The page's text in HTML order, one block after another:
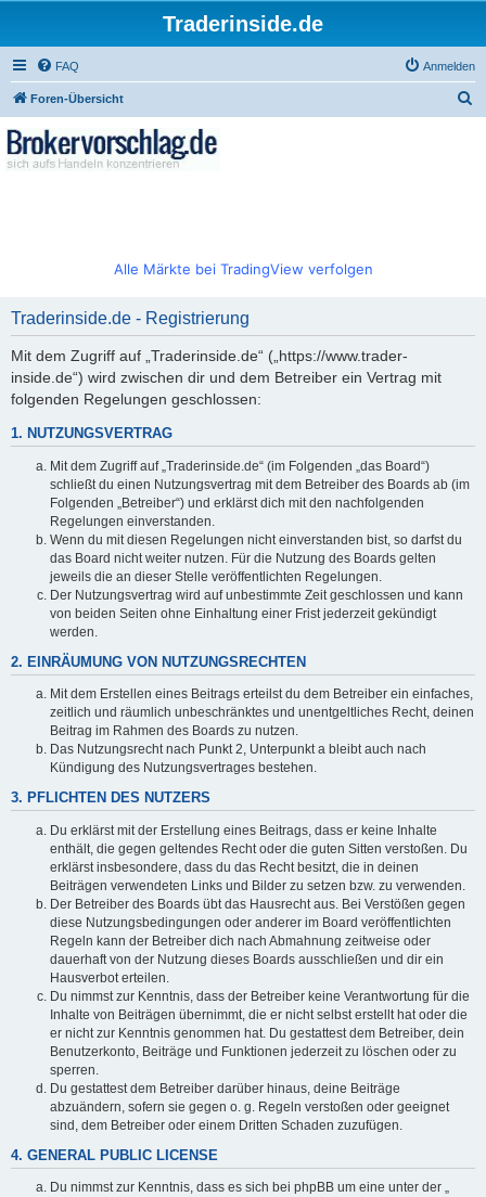
Traderinside.de
FAQ Anmelden
Foren-Übersicht
Alle Märkte bei TradingView verfolgen
Traderinside.de - Registrierung
Mit dem Zugriff auf „Traderinside.de“ („https://www.trader-
inside.de“) wird zwischen dir und dem Betreiber ein Vertrag mit
folgenden Regelungen geschlossen:
1. NUTZUNGSVERTRAG
Mit dem Zugriff auf „Traderinside.de“ (im Folgenden „das Board“)
schließt du einen Nutzungsvertrag mit dem Betreiber des Boards ab (im
Folgenden „Betreiber“) und erklärst dich mit den nachfolgenden
Regelungen einverstanden.
Wenn du mit diesen Regelungen nicht einverstanden bist, so darfst du
das Board nicht weiter nutzen. Für die Nutzung des Boards gelten
jeweils die an dieser Stelle veröffentlichten Regelungen.
Der Nutzungsvertrag wird auf unbestimmte Zeit geschlossen und kann
von beiden Seiten ohne Einhaltung einer Frist jederzeit gekündigt
werden.
2. EINRÄUMUNG VON NUTZUNGSRECHTEN
Mit dem Erstellen eines Beitrags erteilst du dem Betreiber ein einfaches,
zeitlich und räumlich unbeschränktes und unentgeltliches Recht, deinen
Beitrag im Rahmen des Boards zu nutzen.
Das Nutzungsrecht nach Punkt 2, Unterpunkt a bleibt auch nach
Kündigung des Nutzungsvertrages bestehen.
3. PFLICHTEN DES NUTZERS
Du erklärst mit der Erstellung eines Beitrags, dass er keine Inhalte
enthält, die gegen geltendes Recht oder die guten Sitten verstoßen. Du
erklärst insbesondere, dass du das Recht besitzt, die in deinen
Beiträgen verwendeten Links und Bilder zu setzen bzw. zu verwenden.
Der Betreiber des Boards übt das Hausrecht aus. Bei Verstößen gegen
diese Nutzungsbedingungen oder anderer im Board veröffentlichten
Regeln kann der Betreiber dich nach Abmahnung zeitweise oder
dauerhaft von der Nutzung dieses Boards ausschließen und dir ein
Hausverbot erteilen.
Du nimmst zur Kenntnis, dass der Betreiber keine Verantwortung für die
Inhalte von Beiträgen übernimmt, die er nicht selbst erstellt hat oder die
er nicht zur Kenntnis genommen hat. Du gestattest dem Betreiber, dein
Benutzerkonto, Beiträge und Funktionen jederzeit zu löschen oder zu
sperren.
Du gestattest dem Betreiber darüber hinaus, deine Beiträge
abzuändern, sofern sie gegen o. g. Regeln verstoßen oder geeignet
sind, dem Betreiber oder einem Dritten Schaden zuzufügen.
4. GENERAL PUBLIC LICENSE
Du nimmst zur Kenntnis, dass es sich bei phpBB um eine unter der „